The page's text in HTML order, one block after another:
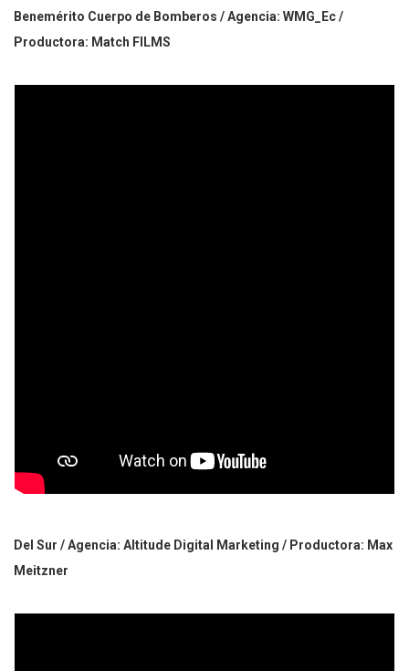
Benemérito Cuerpo de Bomberos / Agencia: WMG_Ec /
Productora: Match FILMS
Del Sur / Agencia: Altitude Digital Marketing / Productora: Max
Meitzner